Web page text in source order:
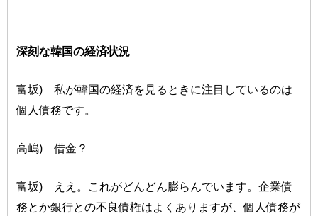
深刻な韓国の経済状況
富坂) 私が韓国の経済を見るときに注目しているのは
個人債務です。
高嶋) 借金？
富坂) ええ。これがどんどん膨らんでいます。企業債
務とか銀行との不良債権はよくありますが、個人債務が